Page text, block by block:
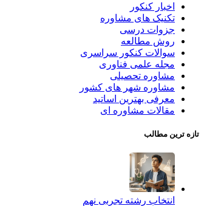
اخبار کنکور
تکنیک های مشاوره
جزوات درسی
روش مطالعه
سوالات کنکور سراسری
مجله علمی فناوری
مشاوره تحصیلی
مشاوره شهر های کشور
معرفی بهترین اساتید
مقالات مشاوره ای
تازه ترین مطالب
انتخاب رشته تجربی نهم